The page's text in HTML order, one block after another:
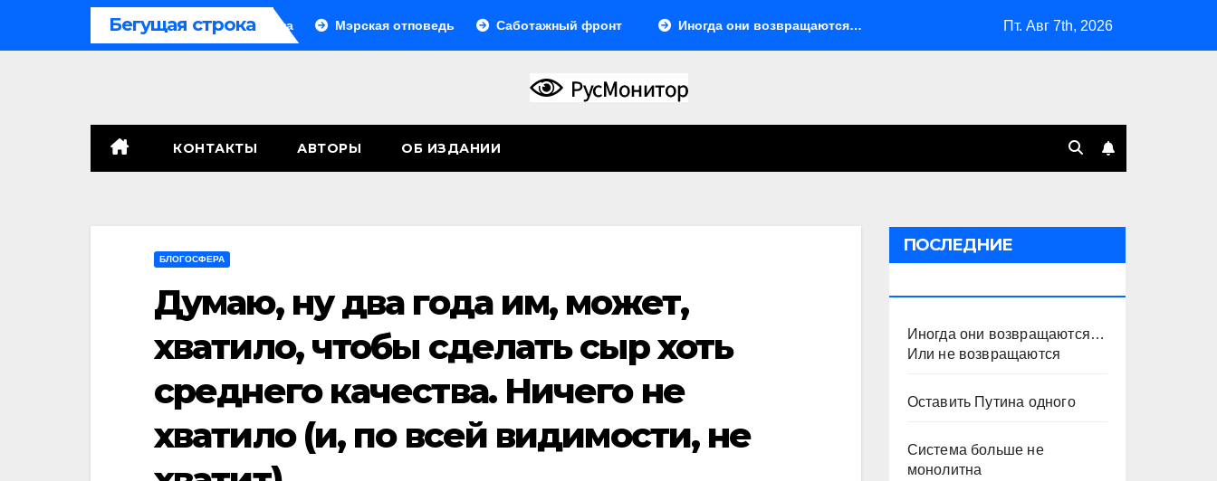
Бегущая строка
Система больше не монолитна Мэрская отповедь Саботажный фронт Иногда они возвращаются… Или не возвращаются Оставить Путина одного
Пт. Авг 7th, 2026
КОНТАКТЫ АВТОРЫ ОБ ИЗДАНИИ
БЛОГОСФЕРА
Думаю, ну два года им, может,
хватило, чтобы сделать сыр хоть
среднего качества. Ничего не
хватило (и, по всей видимости, не
ПОСЛЕДНИЕ
Иногда они возвращаются…
Или не возвращаются
Оставить Путина одного
Система больше не
монолитна